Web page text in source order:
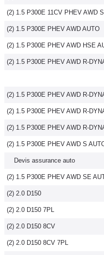
(2) 1.5 P300E 11CV PHEV AWD
(2) 1.5 P300E PHEV AWD AUTO
(2) 1.5 P300E PHEV AWD HSE
(2) 1.5 P300E PHEV AWD R-
(2) 1.5 P300E PHEV AWD R-
(2) 1.5 P300E PHEV AWD R-
(2) 1.5 P300E PHEV AWD R-
(2) 1.5 P300E PHEV AWD S
Devis assurance auto
(2) 1.5 P300E PHEV AWD SE
(2) 2.0 D150
(2) 2.0 D150 7PL
(2) 2.0 D150 8CV
(2) 2.0 D150 8CV 7PL